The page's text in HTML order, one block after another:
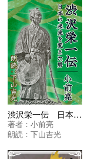
渋沢栄一伝 日本の未来を変えた男
著者：小前亮
朗読：下山吉光